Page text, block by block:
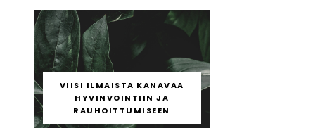
VIISI ILMAISTA KANAVAA
HYVINVOINTIIN JA
RAUHOITTUMISEEN